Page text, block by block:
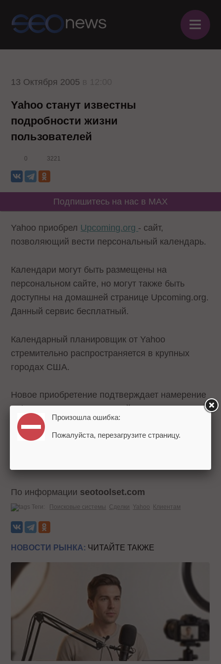
≡
13 Октября 2005
Yahoo станут известны
подробности жизни
пользователей
0 3221
Подпишитесь на нас в MAX
Yahoo приобрел Upcoming.org - сайт,
позволяющий вести персональный календарь.
Календари могут быть размещены на
персональном сайте, но могут также быть
доступны на домашней странице Upcoming.org.
Данный сервис бесплатный.
Календарный планировщик от Yahoo
стремительно распространяется в крупных
городах США.
Новое приобретение подтверждает намерение
Yahoo расширить локальный поиск и
предоставить как можно больше доступных и
удобных в обращении сервисов. С помощью
По информации seotoolset.com
Теги: Поисковые системы Сделки Yahoo Клиентам
НОВОСТИ РЫНКА: ЧИТАЙТЕ ТАКЖЕ
Произошла ошибка:
Пожалуйста, перезагрузите страницу.